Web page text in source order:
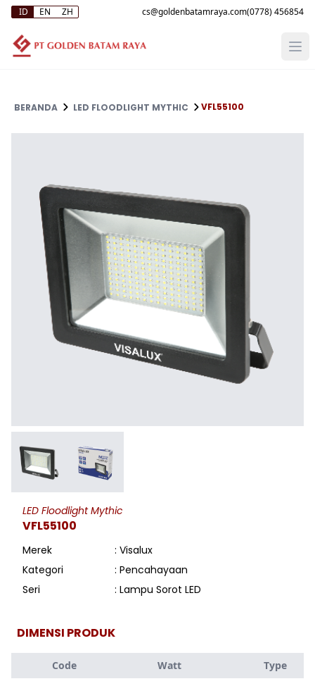
ID EN ZH (0778) 456854
BERANDA LED FLOODLIGHT MYTHIC VFL55100
LED Floodlight Mythic
VFL55100
Merek
: Visalux
Kategori
: Pencahayaan
Seri
: Lampu Sorot LED
DIMENSI PRODUK
Code Watt Type